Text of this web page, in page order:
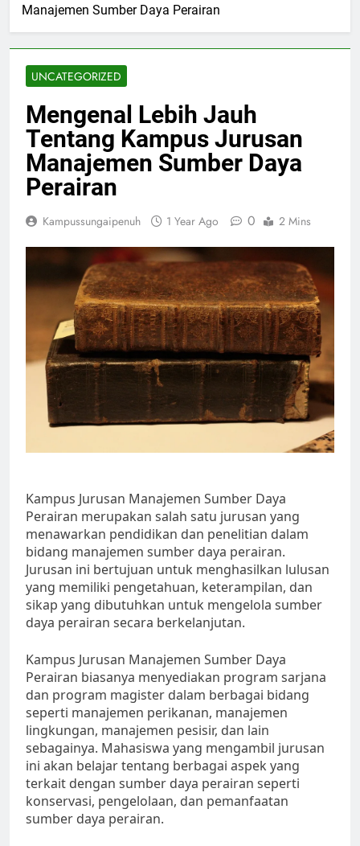
Manajemen Sumber Daya Perairan
UNCATEGORIZED
Mengenal Lebih Jauh
Tentang Kampus Jurusan
Manajemen Sumber Daya
Perairan
Kampussungaipenuh 1 Year Ago 0 2 Mins
Kampus Jurusan Manajemen Sumber Daya
Perairan merupakan salah satu jurusan yang
menawarkan pendidikan dan penelitian dalam
bidang manajemen sumber daya perairan.
Jurusan ini bertujuan untuk menghasilkan lulusan
yang memiliki pengetahuan, keterampilan, dan
sikap yang dibutuhkan untuk mengelola sumber
daya perairan secara berkelanjutan.
Kampus Jurusan Manajemen Sumber Daya
Perairan biasanya menyediakan program sarjana
dan program magister dalam berbagai bidang
seperti manajemen perikanan, manajemen
lingkungan, manajemen pesisir, dan lain
sebagainya. Mahasiswa yang mengambil jurusan
ini akan belajar tentang berbagai aspek yang
terkait dengan sumber daya perairan seperti
konservasi, pengelolaan, dan pemanfaatan
sumber daya perairan.